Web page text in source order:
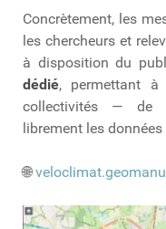
Concrètement, les
les chercheurs et
à disposition du
dédié, permettant à
collectivités — de
librement les données
🌐